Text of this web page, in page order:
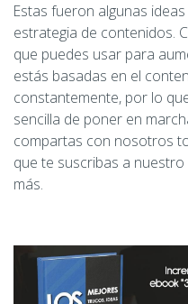
Estas fueron algunas
estrategia de contenidos.
que puedes usar para
estás basadas en el
constantemente, por lo
sencilla de poner en
compartas con nosotros
que te suscribas a
más.